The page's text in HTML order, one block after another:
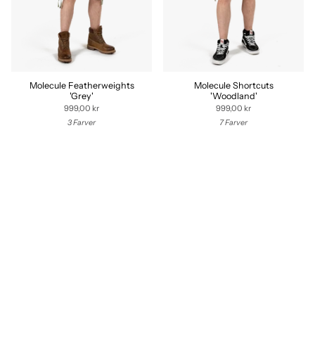
Molecule Featherweights
'Grey'
999,00 kr
3 Farver
Molecule Shortcuts
'Woodland'
999,00 kr
7 Farver